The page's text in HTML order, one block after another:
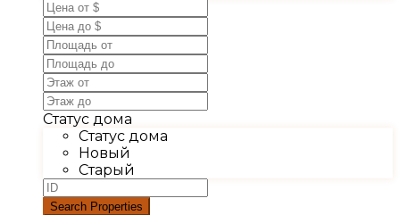
Статус дома
Статус дома
Новый
Старый